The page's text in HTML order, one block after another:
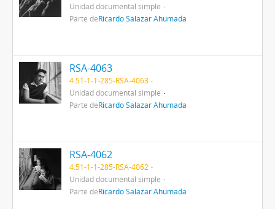
Unidad documental simple
Parte deRicardo Salazar Ahumada
RSA-4063
4.51-1-1-285-RSA-4063
Unidad documental simple
Parte deRicardo Salazar Ahumada
RSA-4062
4.51-1-1-285-RSA-4062
Unidad documental simple
Parte deRicardo Salazar Ahumada